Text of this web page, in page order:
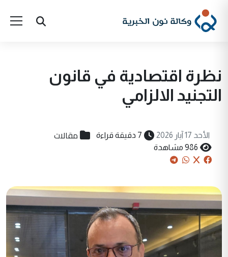
نظرة اقتصادية في قانون
التجنيد الالزامي
الأحد 17 آيار 2026 7 دقيقة قراءة مقالات
986 مشاهدة